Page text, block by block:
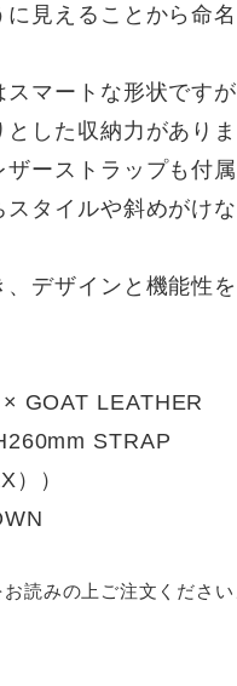
に見えることから命
スマートな形状です
とした収納力があり
ザーストラップも付
スタイルや斜めがけ
デザインと機能性
GOAT LEATHER
STRAP
））
読みの上ご注文くださ